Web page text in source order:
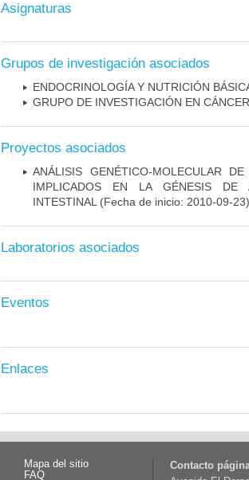
Asignaturas
Grupos de investigación asociados
ENDOCRINOLOGÍA Y NUTRICIÓN
GRUPO DE INVESTIGACIÓN EN
Proyectos asociados
ANÁLISIS GENÉTICO-MOLECULAR
IMPLICADOS EN LA GÉNESIS DE
INTESTINAL (Fecha de inicio: 2010-09-23)
Laboratorios asociados
Eventos
Enlaces
Mapa del sitio
FAQ
Contacto